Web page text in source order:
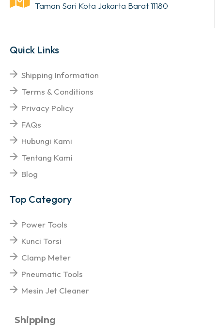
Taman Sari Kota Jakarta Barat 11180
Quick Links
Shipping Information
Terms & Conditions
Privacy Policy
FAQs
Hubungi Kami
Tentang Kami
Blog
Top Category
Power Tools
Kunci Torsi
Clamp Meter
Pneumatic Tools
Mesin Jet Cleaner
Shipping